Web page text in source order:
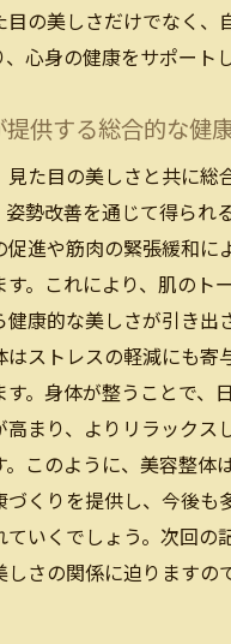
目の美しさだけでなく、
心身の健康をサポートし
提供する総合的な健
見た目の美しさと共に総
姿勢改善を通じて得られ
促進や筋肉の緊張緩和に
す。これにより、肌のト
健康的な美しさが引き出
はストレスの軽減にも寄
す。身体が整うことで、
高まり、よりリラックス
。このように、美容整体
づくりを提供し、今後も
ていくでしょう。次回の
しさの関係に迫りますの